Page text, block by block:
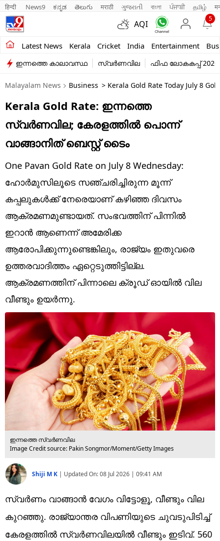
हिन्दी News9 ಕನ್ನಡ తెలుగు मराठी ગુજરાતી বাংলা ਪੰਜਾਬੀ தமிழ்
AQI
5
Latest News Kerala Cricket India Entertainment
Kerala
India
Entertainment
Business
Education
Lifestyle
world
Technology
Religion
Web Story
Photo
Short Videos
ഇന്നത്തെ കാലാവസ്ഥ സ്വർണവില ഫിഫ ലോകകപ്പ് 2026
Malayalam News Business > Kerala Gold Rate Today July 8
Kerala Gold Rate: ഇന്നത്തെ
സ്വര്‍ണവില; കേരളത്തില്‍ പൊന്ന്
വാങ്ങാനിത് ബെസ്റ്റ് ടൈം
One Pavan Gold Rate on July 8 Wednesday:
ഹോര്‍മുസിലൂടെ സഞ്ചരിച്ചിരുന്ന മൂന്ന്
കപ്പലുകള്‍ക്ക് നേരെയാണ് കഴിഞ്ഞ ദിവസം
ആക്രമണമുണ്ടായത്. സംഭവത്തിന് പിന്നില്‍
ഇറാന്‍ ആണെന്ന് അമേരിക്ക
ആരോപിക്കുന്നുണ്ടെങ്കിലും, രാജ്യം ഇതുവരെ
ഉത്തരവാദിത്തം ഏറ്റെടുത്തിട്ടില്ല.
ആക്രമണത്തിന് പിന്നാലെ ക്രൂഡ് ഓയില്‍ വില
വീണ്ടും ഉയര്‍ന്നു.
ഇന്നത്തെ സ്വര്‍ണവില
Image Credit source: Pakin Songmor/Moment/Getty Images
Shiji M K | Updated On:08 Jul 2026 | 09:41 AM
സ്വര്‍ണം വാങ്ങാന്‍ വേഗം വിട്ടോളൂ, വീണ്ടും വില
കുറഞ്ഞു. രാജ്യാന്തര വിപണിയുടെ ചുവടുപിടിച്ച്
കേരളത്തില്‍ സ്വര്‍ണവിലയില്‍ വീണ്ടും ഇടിവ്. 560